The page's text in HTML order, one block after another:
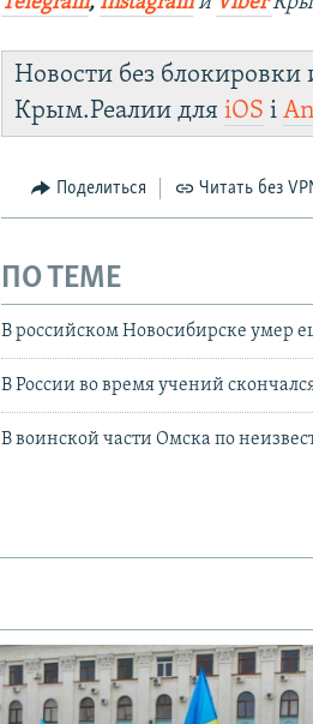
Новости без
Крым.Реалии дляiOS і
Поделиться Читать без
ПО ТЕМЕ
В российском Новосибирске умер
В России во время учений
В воинской части Омска по